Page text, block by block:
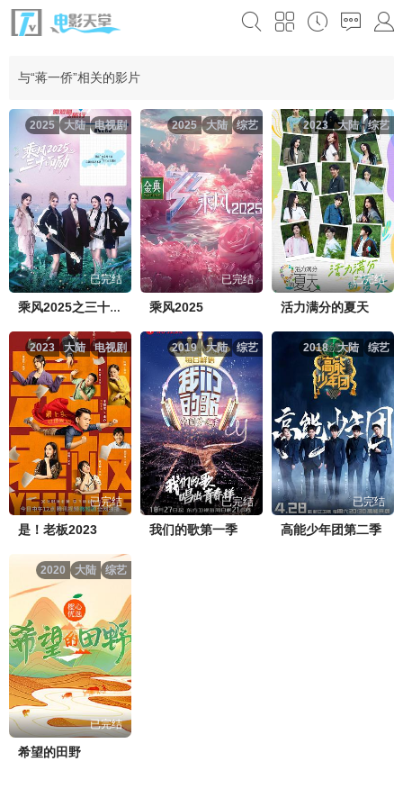
与“蒋一侨”相关的影片
电视剧
大陆
2025
已完结
乘风2025之三十而励
综艺
大陆
2025
已完结
乘风2025
综艺
大陆
2023
已完结
活力满分的夏天
电视剧
大陆
2023
已完结
是！老板2023
综艺
大陆
2019
已完结
我们的歌第一季
综艺
大陆
2018
已完结
高能少年团第二季
综艺
大陆
2020
已完结
希望的田野